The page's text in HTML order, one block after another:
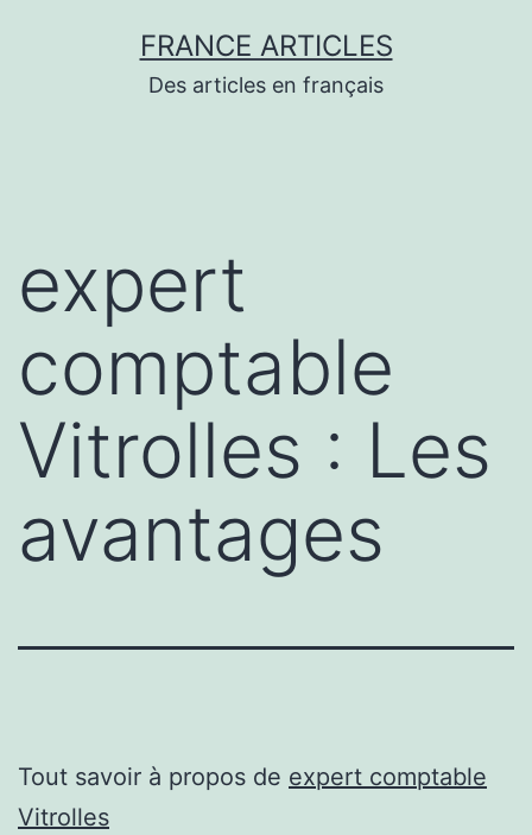
FRANCE ARTICLES
Des articles en français
expert
comptable
Vitrolles : Les
avantages
Tout savoir à propos de expert comptable
Vitrolles